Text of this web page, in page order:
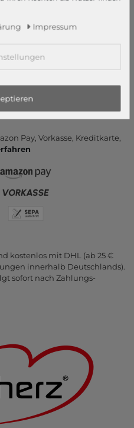
Pay, Vor­kasse, Kredit­karte,
kostenlos mit DHL (ab 25 €
inner­halb Deutsch­lands).
sofort nach Zahlungs­
Impressum